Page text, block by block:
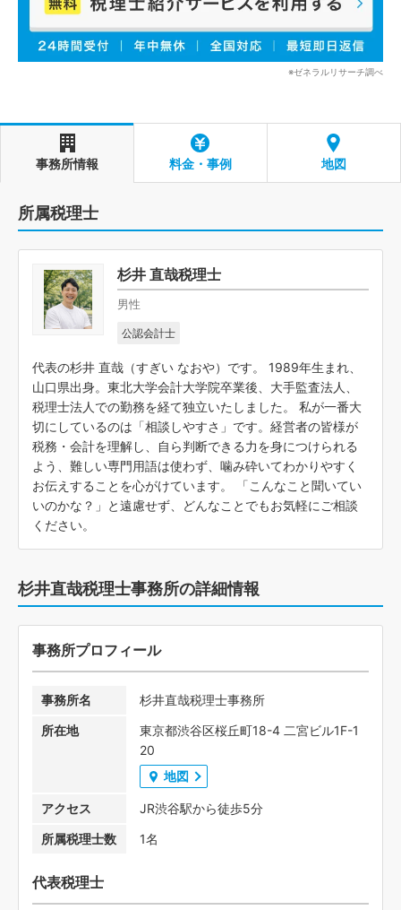
※ゼネラルリサーチ調べ
事務所情報 料金・事例 地図
所属税理士
杉井 直哉税理士
男性
公認会計士
代表の杉井 直哉（すぎい なおや）です。 1989年生まれ、
山口県出身。東北大学会計大学院卒業後、大手監査法人、
税理士法人での勤務を経て独立いたしました。 私が一番大
切にしているのは「相談しやすさ」です。経営者の皆様が
税務・会計を理解し、自ら判断できる力を身につけられる
よう、難しい専門用語は使わず、噛み砕いてわかりやすく
お伝えすることを心がけています。 「こんなこと聞いてい
いのかな？」と遠慮せず、どんなことでもお気軽にご相談
ください。
杉井直哉税理士事務所の詳細情報
事務所プロフィール
事務所名
杉井直哉税理士事務所
所在地
東京都渋谷区桜丘町18-4 二宮ビル1F-1
20
地図
アクセス
JR渋谷駅から徒歩5分
所属税理士数
1名
代表税理士